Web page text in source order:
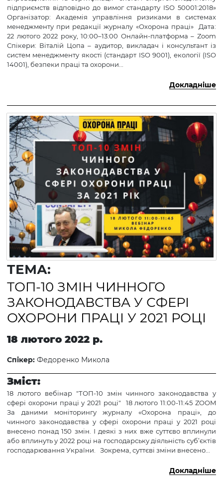
підприємств відповідно до вимог стандарту ISO 50001:2018»
Організатор: Академія управління ризиками в системах
менеджменту при редакції журналу «Охорона праці» Дата:
22 лютого 2022 року, 10:00–13:00 Онлайн-платформа – Zoom
Спікери: Віталій Цопа – аудитор, викладач і консультант із
систем менеджменту якості (стандарт ISO 9001), екології (ISO
14001), безпеки праці та охорони...
Докладніше
ТЕМА:
ТОП-10 ЗМІН ЧИННОГО
ЗАКОНОДАВСТВА У СФЕРІ
ОХОРОНИ ПРАЦІ У 2021 РОЦІ
18 лютого 2022 р.
Спікер: Федоренко Микола
Зміст:
18 лютого вебінар "ТОП-10 змін чинного законодавства у
сфері охорони праці у 2021 році" 18 лютого 11:00-11:45 ZOOM
За даними моніторингу журналу «Охорона праці», до
чинного законодавства у сфері охорони праці у 2021 році
внесено понад 150 змін. І деякі з них вже суттєво вплинули
або вплинуть у 2022 році на господарську діяльність суб’єктів
господарювання України. Зокрема, суттєві зміни внесено...
Докладніше